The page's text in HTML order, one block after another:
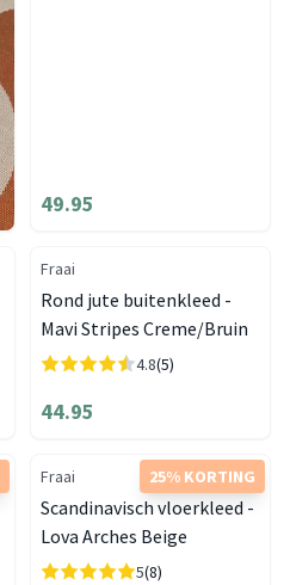
49.95
Fraai
Rond jute buitenkleed -
Mavi Stripes Creme/Bruin
4.8(5)
44.95
25% KORTING
Fraai
Scandinavisch vloerkleed -
Lova Arches Beige
5(8)